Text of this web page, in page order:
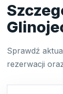
Sprawdź
rezerwacji